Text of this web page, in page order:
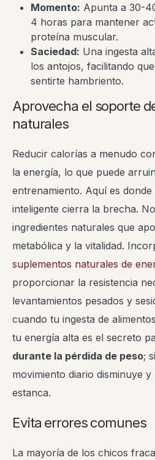
Momento: Apunta a 30-
4 horas para mantener
proteína muscular.
Saciedad: Una ingesta
los antojos, facilitando
sentirte hambriento.
Aprovecha el soporte
naturales
Reducir calorías a menudo
la energía, lo que puede
entrenamiento. Aquí es
inteligente cierra la brecha.
ingredientes naturales que
metabólica y la vitalidad.
suplementos naturales de
proporcionar la resistencia
levantamientos pesados y
cuando tu ingesta de
tu energía alta es el secreto
durante la pérdida de peso;
movimiento diario disminuye
estanca.
Evita errores comunes
La mayoría de los chicos